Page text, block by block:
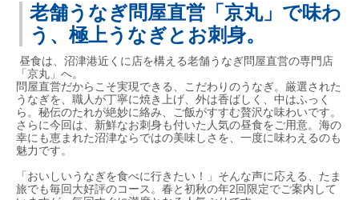
老舗うなぎ問屋直営「京丸」で味わ
う、極上うなぎとお刺身。
昼食は、沼津港近くに店を構える老舗うなぎ問屋直営の専門店
「京丸」へ。
問屋直営だからこそ実現できる、こだわりのうなぎ。厳選された
うなぎを、職人が丁寧に焼き上げ、外は香ばしく、中はふっく
ら。秘伝のたれが絶妙に絡み、ご飯がすすむ贅沢な味わいです。
さらに今回は、新鮮なお刺身も付いた人気の昼食をご用意。海の
幸にも恵まれた沼津ならではの美味しさを、一度に味わえるのも
魅力です。
「おいしいうなぎを食べに行きたい！」そんな声に応える、たま
旅でも毎回大好評のコース。春と初秋の年2回限定でご案内して